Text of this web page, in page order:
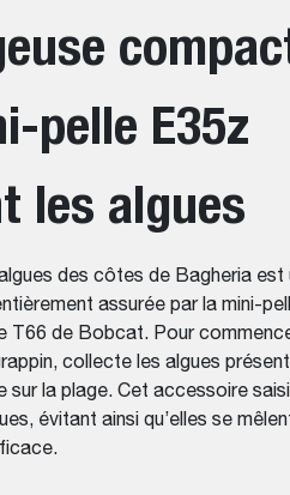
pelle E35z
les algues
des côtes de Bagheria est
assurée par la mini-
T66 de Bobcat. Pour
collecte les algues
sur la plage. Cet accessoire
évitant ainsi qu’elles se